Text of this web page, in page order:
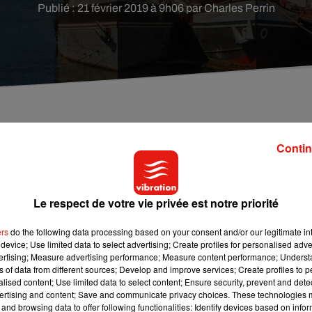
Publié : 21 février 2019 à 9h06 par Charles Perrin
d'Auxerre ont déjà révélé quelques
sous la place Saint-Germain d’Auxerre ! Les résultats
de recherches archéologiques préventives ont déterré
dater du VIème ou du VIIème siècle, et contenait deux
étant parfois utilisés plusieurs fois. Des études
des ossements.
Le respect de votre vie privée est notre priorité
do the following data processing based on your consent and/or our legitimate
Use limited data to select advertising; Create profiles for personalised
Measure advertising performance; Measure content performance;
of data from different sources; Develop and improve services; Create profiles to
content; Use limited data to select content; Ensure security, prevent and
and content; Save and communicate privacy choices. These technologies
browsing data to offer following functionalities: Identify devices based on